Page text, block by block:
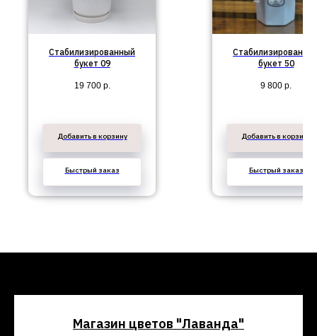
Стабилизированный
букет 09
19 700 р.
Добавить в корзину
Быстрый заказ
букет 50
9 800 р.
Добавить в корзину
Быстрый заказ
Магазин цветов "Лаванда"